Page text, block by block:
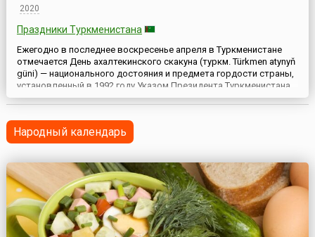
2020
Праздники Туркменистана
Ежегодно в последнее воскресенье апреля в Туркменистане
отмечается День ахалтекинского скакуна (туркм. Türkmen atynyň
güni) — национального достояния и предмета гордости страны,
установленный в 1992 году Указом Президента Туркменистана.
Эту породу лошадей жители страны особенно чтят и
году, проходит на уровне национального праздника и о...
Народный календарь